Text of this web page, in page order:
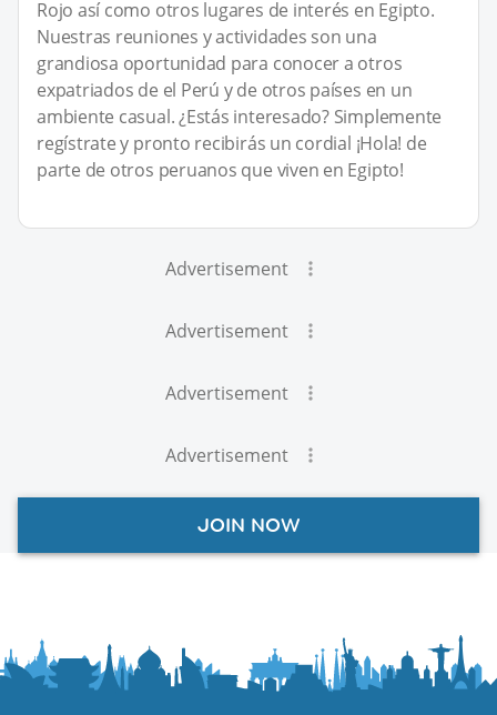
Rojo así como otros lugares de interés en Egipto.
Nuestras reuniones y actividades son una
grandiosa oportunidad para conocer a otros
expatriados de el Perú y de otros países en un
ambiente casual. ¿Estás interesado? Simplemente
regístrate y pronto recibirás un cordial ¡Hola! de
parte de otros peruanos que viven en Egipto!
Advertisement
Advertisement
Advertisement
Advertisement
JOIN NOW